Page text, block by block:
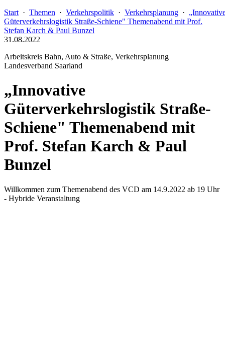
Start · Themen · Verkehrspolitik · Verkehrsplanung ·
Güterverkehrslogistik Straße-Schiene" Themenabend mit Prof.
Stefan Karch & Paul Bunzel
31.08.2022
Arbeitskreis Bahn, Auto & Straße, Verkehrsplanung
Landesverband Saarland
„Innovative
Güterverkehrslogistik Straße-
Schiene" Themenabend mit
Prof. Stefan Karch & Paul
Bunzel
Willkommen zum Themenabend des VCD am 14.9.2022 ab 19 Uhr
- Hybride Veranstaltung